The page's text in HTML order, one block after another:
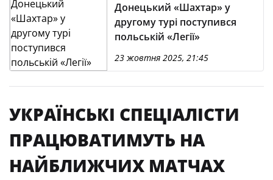
Донецький «Шахтар» у
другому турі поступився
польській «Легії»
23 жовтня 2025, 21:45
УКРАЇНСЬКІ СПЕЦІАЛІСТИ
ПРАЦЮВАТИМУТЬ НА
НАЙБЛИЖЧИХ МАТЧАХ